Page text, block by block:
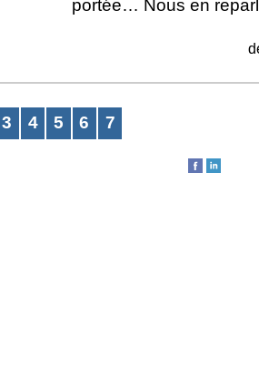
portée… Nous en
3 4 5 6 7